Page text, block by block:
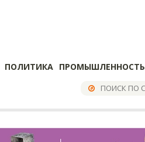
ПОЛИТИКА ПРОМЫШЛЕННОСТЬ